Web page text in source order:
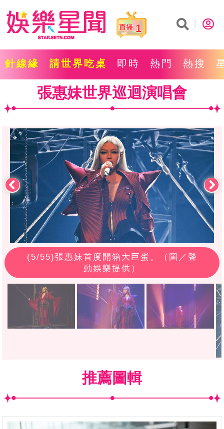
1
針線緣 請世界吃桌 即時 熱門 熱搜
張惠妹世界巡迴演唱會
(5/55)張惠妹首度開箱大巨蛋。（圖／聲
動娛樂提供）
推薦圖輯